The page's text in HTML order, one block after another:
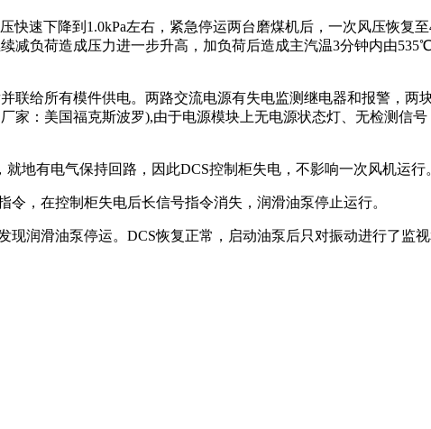
速下降到1.0kPa左右，紧急停运两台磨煤机后，一次风压恢复
减负荷造成压力进一步升高，加负荷后造成主汽温3分钟内由
联给所有模件供电。两路交流电源有失电监测继电器和报警，两
：美国福克斯波罗),由于电源模块上无电源状态灯、无检测信
地有电气保持回路，因此DCS控制柜失电，不影响一次风机运行
，在控制柜失电后长信号指令消失，润滑油泵停止运行。
润滑油泵停运。DCS恢复正常，启动油泵后只对振动进行了监